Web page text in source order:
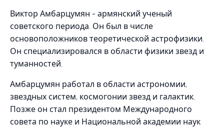
Виктор Амбарцумян - армянский ученый
советского периода. Он был в числе
основоположников теоретической астрофизики.
Он специализировался в области физики звезд и
туманностей.
Амбарцумян работал в области астрономии,
звездных систем, космогонии звезд и галактик.
Позже он стал президентом Международного
совета по науке и Национальной академии наук